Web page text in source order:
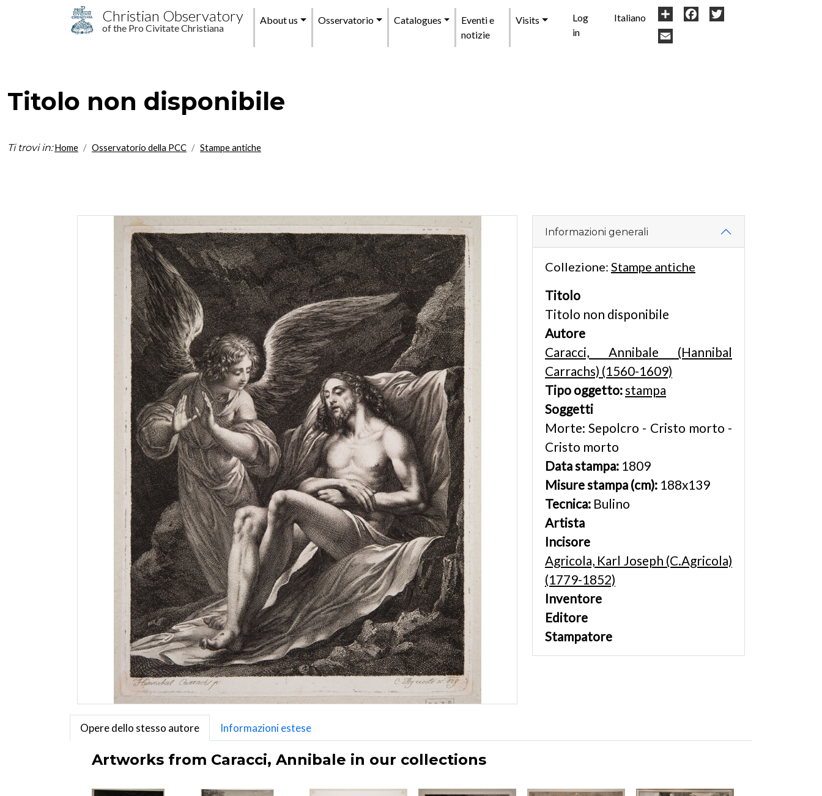
Skip to main content
Christian Observatory
of the Pro Civitate Christiana
Menu
About us Osservatorio Catalogues
Eventi e
notizie
Visits
User
account
Log
in
Italiano Share Facebook
Titolo non disponibile
Ti trovi in: Home Osservatorio della PCC Stampe antiche
Informazioni generali
Collezione: Stampe antiche
Titolo
Titolo non disponibile
Autore
Caracci, Annibale (Hannibal
Carrachs) (1560-1609)
Tipo oggetto:stampa
Soggetti
Morte: Sepolcro - Cristo morto -
Cristo morto
Data stampa: 1809
Misure stampa (cm): 188x139
Tecnica: Bulino
Artista
Incisore
Agricola, Karl Joseph (C.Agricola)
(1779-1852)
Inventore
Editore
Stampatore
Opere dello stesso autore Informazioni estese
Artworks from Caracci, Annibale in our collections